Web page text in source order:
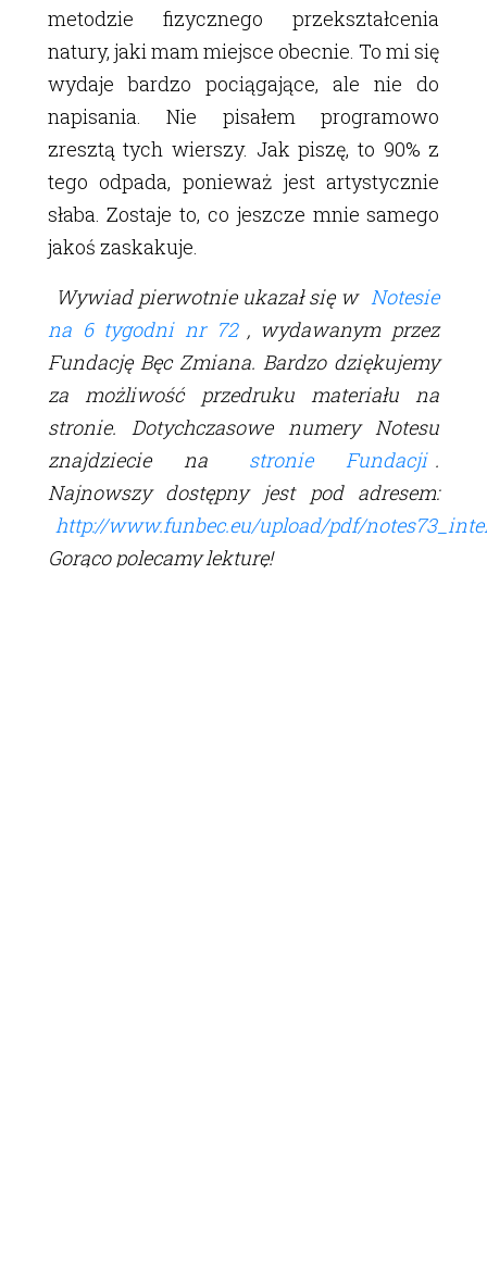
metodzie fizycznego przekształcenia
natury, jaki mam miejsce obecnie. To mi się
wydaje bardzo pociągające, ale nie do
napisania. Nie pisałem programowo
zresztą tych wierszy. Jak piszę, to 90% z
tego odpada, ponieważ jest artystycznie
słaba. Zostaje to, co jeszcze mnie samego
jakoś zaskakuje.
Wywiad pierwotnie ukazał się w Notesie
na 6 tygodni nr 72 , wydawanym przez
Fundację Bęc Zmiana. Bardzo dziękujemy
za możliwość przedruku materiału na
stronie. Dotychczasowe numery Notesu
znajdziecie na
stronie Fundacji .
Najnowszy dostępny jest pod adresem:
http://www.funbec.eu/upload/pdf/
Gorąco polecamy lekturę!